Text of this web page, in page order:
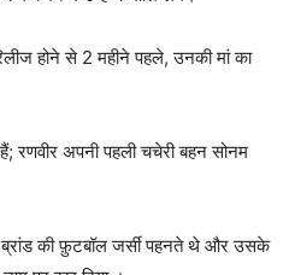
होने से 2 महीने पहले, उनकी मां का
रणवीर अपनी पहली चचेरी बहन सोनम
की फ़ुटबॉल जर्सी पहनते थे और उसके